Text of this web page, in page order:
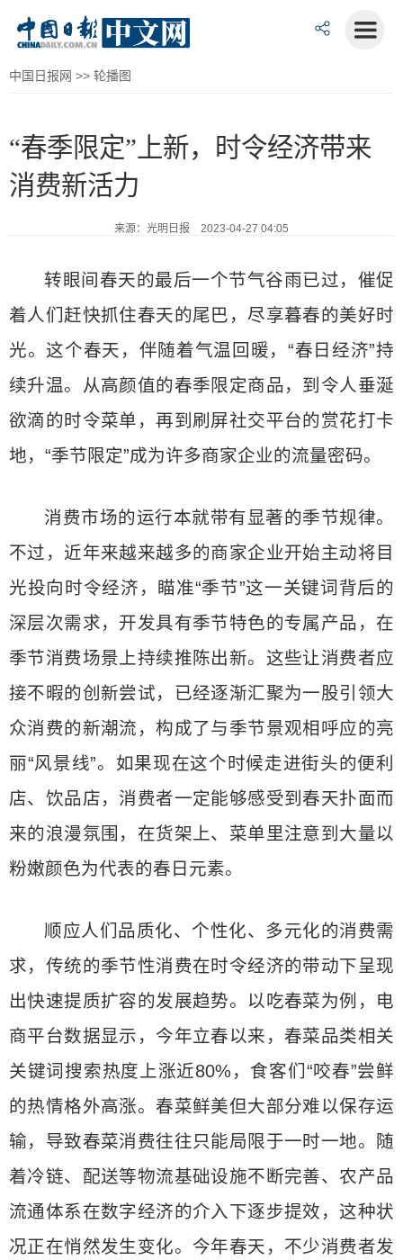
中国日报网 >> 轮播图
“春季限定”上新，时令经济带来
消费新活力
来源：光明日报 2023-04-27 04:05
转眼间春天的最后一个节气谷雨已过，催促
着人们赶快抓住春天的尾巴，尽享暮春的美好时
光。这个春天，伴随着气温回暖，“春日经济”持
续升温。从高颜值的春季限定商品，到令人垂涎
欲滴的时令菜单，再到刷屏社交平台的赏花打卡
地，“季节限定”成为许多商家企业的流量密码。
消费市场的运行本就带有显著的季节规律。
不过，近年来越来越多的商家企业开始主动将目
光投向时令经济，瞄准“季节”这一关键词背后的
深层次需求，开发具有季节特色的专属产品，在
季节消费场景上持续推陈出新。这些让消费者应
接不暇的创新尝试，已经逐渐汇聚为一股引领大
众消费的新潮流，构成了与季节景观相呼应的亮
丽“风景线”。如果现在这个时候走进街头的便利
店、饮品店，消费者一定能够感受到春天扑面而
来的浪漫氛围，在货架上、菜单里注意到大量以
粉嫩颜色为代表的春日元素。
顺应人们品质化、个性化、多元化的消费需
求，传统的季节性消费在时令经济的带动下呈现
出快速提质扩容的发展趋势。以吃春菜为例，电
商平台数据显示，今年立春以来，春菜品类相关
关键词搜索热度上涨近80%，食客们“咬春”尝鲜
的热情格外高涨。春菜鲜美但大部分难以保存运
输，导致春菜消费往往只能局限于一时一地。随
着冷链、配送等物流基础设施不断完善、农产品
流通体系在数字经济的介入下逐步提效，这种状
况正在悄然发生变化。今年春天，不少消费者发